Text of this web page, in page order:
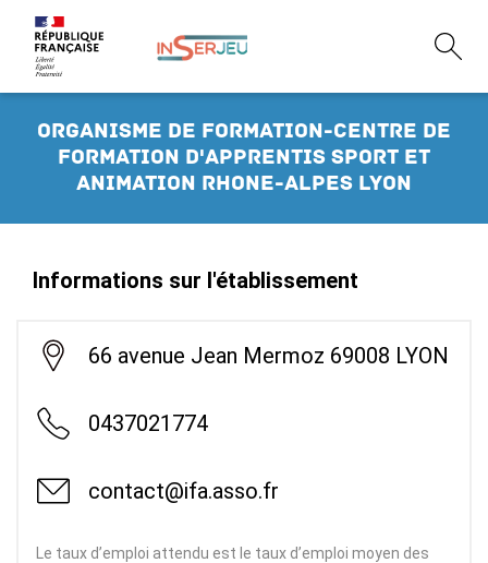
Organisme de formation-Centre de
formation d'apprentis SPORT ET
ANIMATION RHONE-ALPES LYON
Informations sur l'établissement
66 avenue Jean Mermoz 69008 LYON
0437021774
contact@ifa.asso.fr
Le taux d’emploi attendu est le taux d’emploi moyen des